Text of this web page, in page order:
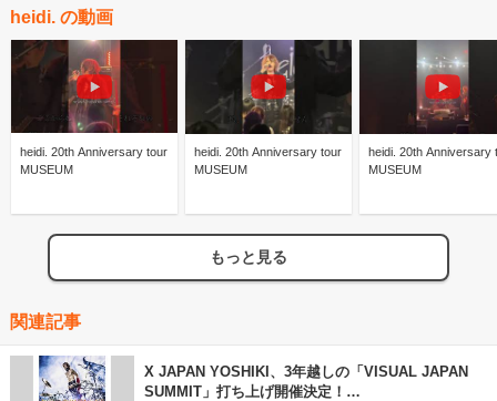
heidi. の動画
heidi. 20th Anniversary tour
MUSEUM
heidi. 20th Anniversary tour
MUSEUM
heidi. 20th Anniversary
MUSEUM
もっと見る
関連記事
X JAPAN YOSHIKI、3年越しの「VISUAL JAPAN
SUMMIT」打ち上げ開催決定！